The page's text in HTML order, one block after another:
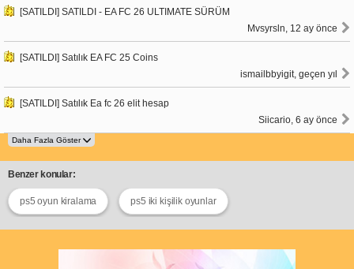
[SATILDI] SATILDI - EA FC 26 ULTIMATE SÜRÜM
Mvsyrsln, 12 ay önce
[SATILDI] Satılık EA FC 25 Coins
ismailbbyigit, geçen yıl
[SATILDI] Satılık Ea fc 26 elit hesap
Siicario, 6 ay önce
Benzer konular:
ps5 oyun kiralama ps5 iki kişilik oyunlar